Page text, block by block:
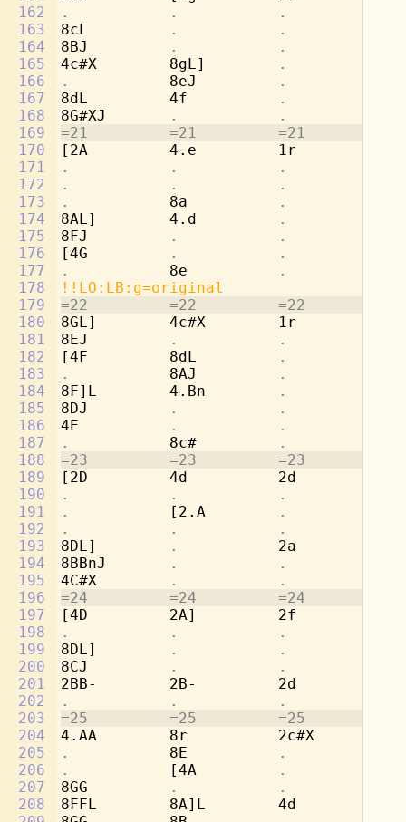
162
163
164
165
166
167
168
169
170
171
172
173
174
175
176
177
178
179
180
181
182
183
184
185
186
187
188
189
190
191
192
193
194
195
196
197
198
199
200
201
202
203
204
205
206
207
208
.           .           .
8cL
.           .
8BJ
.           .           .
4c#X        8gL]
.
. 8eJ
.           .
8dL         4f
.
8G#XJ
.           .           .
=21         =21         =21
[2A         4.e         1r
.           .           .
.           .           .
. 8a
.           .
8AL]        4.d
.
8FJ
.           .           .
[4G
.           .
. 8e
.           .
!!LO:LB:g=original
=22         =22         =22
8GL]        4c#X        1r          2a
8EJ
.           .           .
[4F         8dL
.           .
. 8AJ
.           .
8F]L        4.Bn
.
8DJ
.           .           .
4E
.           .
. 8c#
.           .
=23         =23         =23
[2D         4d          2d
.           .           .
.
[2.A .
.           .           .
8DL]
. 2a
8BBnJ
.           .           .
4C#X
.           .           .
=24         =24         =24
[4D         2A]         2f
.           .           .
8DL]
.           .
8CJ
.           .           .
2BB-        2B-         2d
.           .           .
=25         =25         =25
4.AA        8r          2c#X        2a
. 8E
.           .
.
[4A
.           .
8GG
.           .           .
8FFL        8A]L        4d          2r